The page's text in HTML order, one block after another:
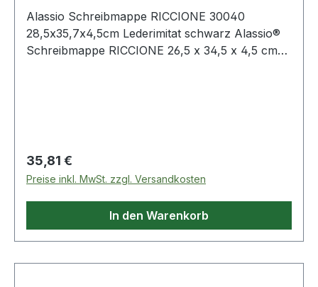
Alassio Schreibmappe RICCIONE 30040
28,5x35,7x4,5cm Lederimitat schwarz Alassio®
Schreibmappe RICCIONE 26,5 x 34,5 x 4,5 cm
Regulärer Preis:
35,81 €
Preise inkl. MwSt. zzgl. Versandkosten
In den Warenkorb